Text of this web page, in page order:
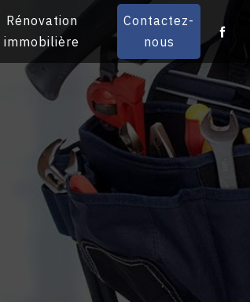
Rénovation
immobilière
Contactez-
nous